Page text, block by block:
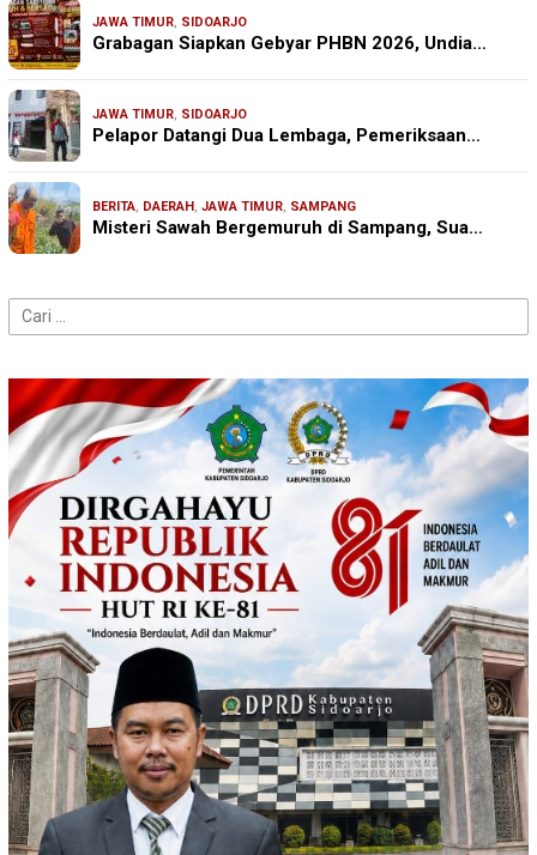
JAWA TIMUR, SIDOARJO
Grabagan Siapkan Gebyar PHBN 2026, Undia…
JAWA TIMUR, SIDOARJO
Pelapor Datangi Dua Lembaga, Pemeriksaan…
BERITA, DAERAH, JAWA TIMUR, SAMPANG
Misteri Sawah Bergemuruh di Sampang, Sua…
Cari
untuk: